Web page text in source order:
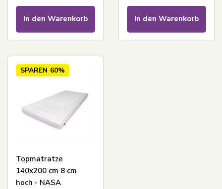
In den Warenkorb In den Warenkorb
SPAREN 60%
Topmatratze
140x200 cm 8 cm
hoch - NASA